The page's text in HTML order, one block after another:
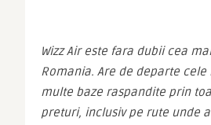
Wizz Air este fara dubii cea
Romania. Are de departe
multe baze raspandite prin
preturi, inclusiv pe rute unde